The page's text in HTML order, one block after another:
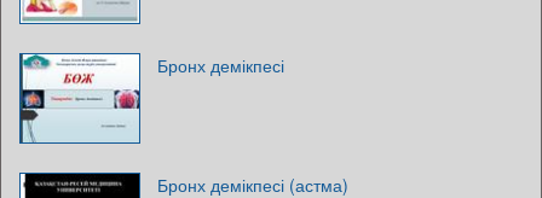
Бронх демікпесі
Бронх демікпесі (астма)